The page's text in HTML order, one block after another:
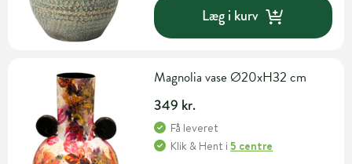
Læg i kurv
Magnolia vase Ø20xH32 cm
349 kr.
Få leveret
Klik & Hent i5 centre